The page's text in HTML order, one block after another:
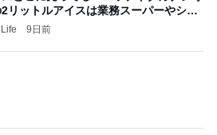
リットルアイスは業務スーパーやシャ
9日前